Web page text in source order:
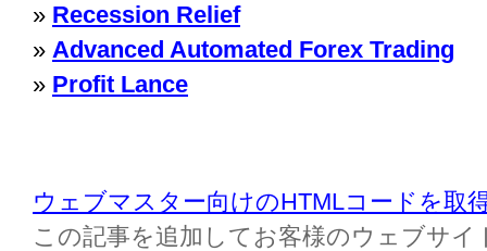
» Recession Relief
» Advanced Automated Forex Trading
» Profit Lance
ウェブマスター向けのHTMLコードを取
この記事を追加してお客様のウェブサイ